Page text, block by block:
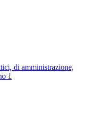
di amministrazione,
1